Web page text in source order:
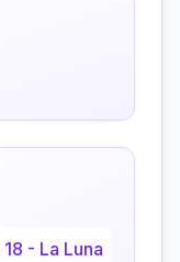
18 - La Luna